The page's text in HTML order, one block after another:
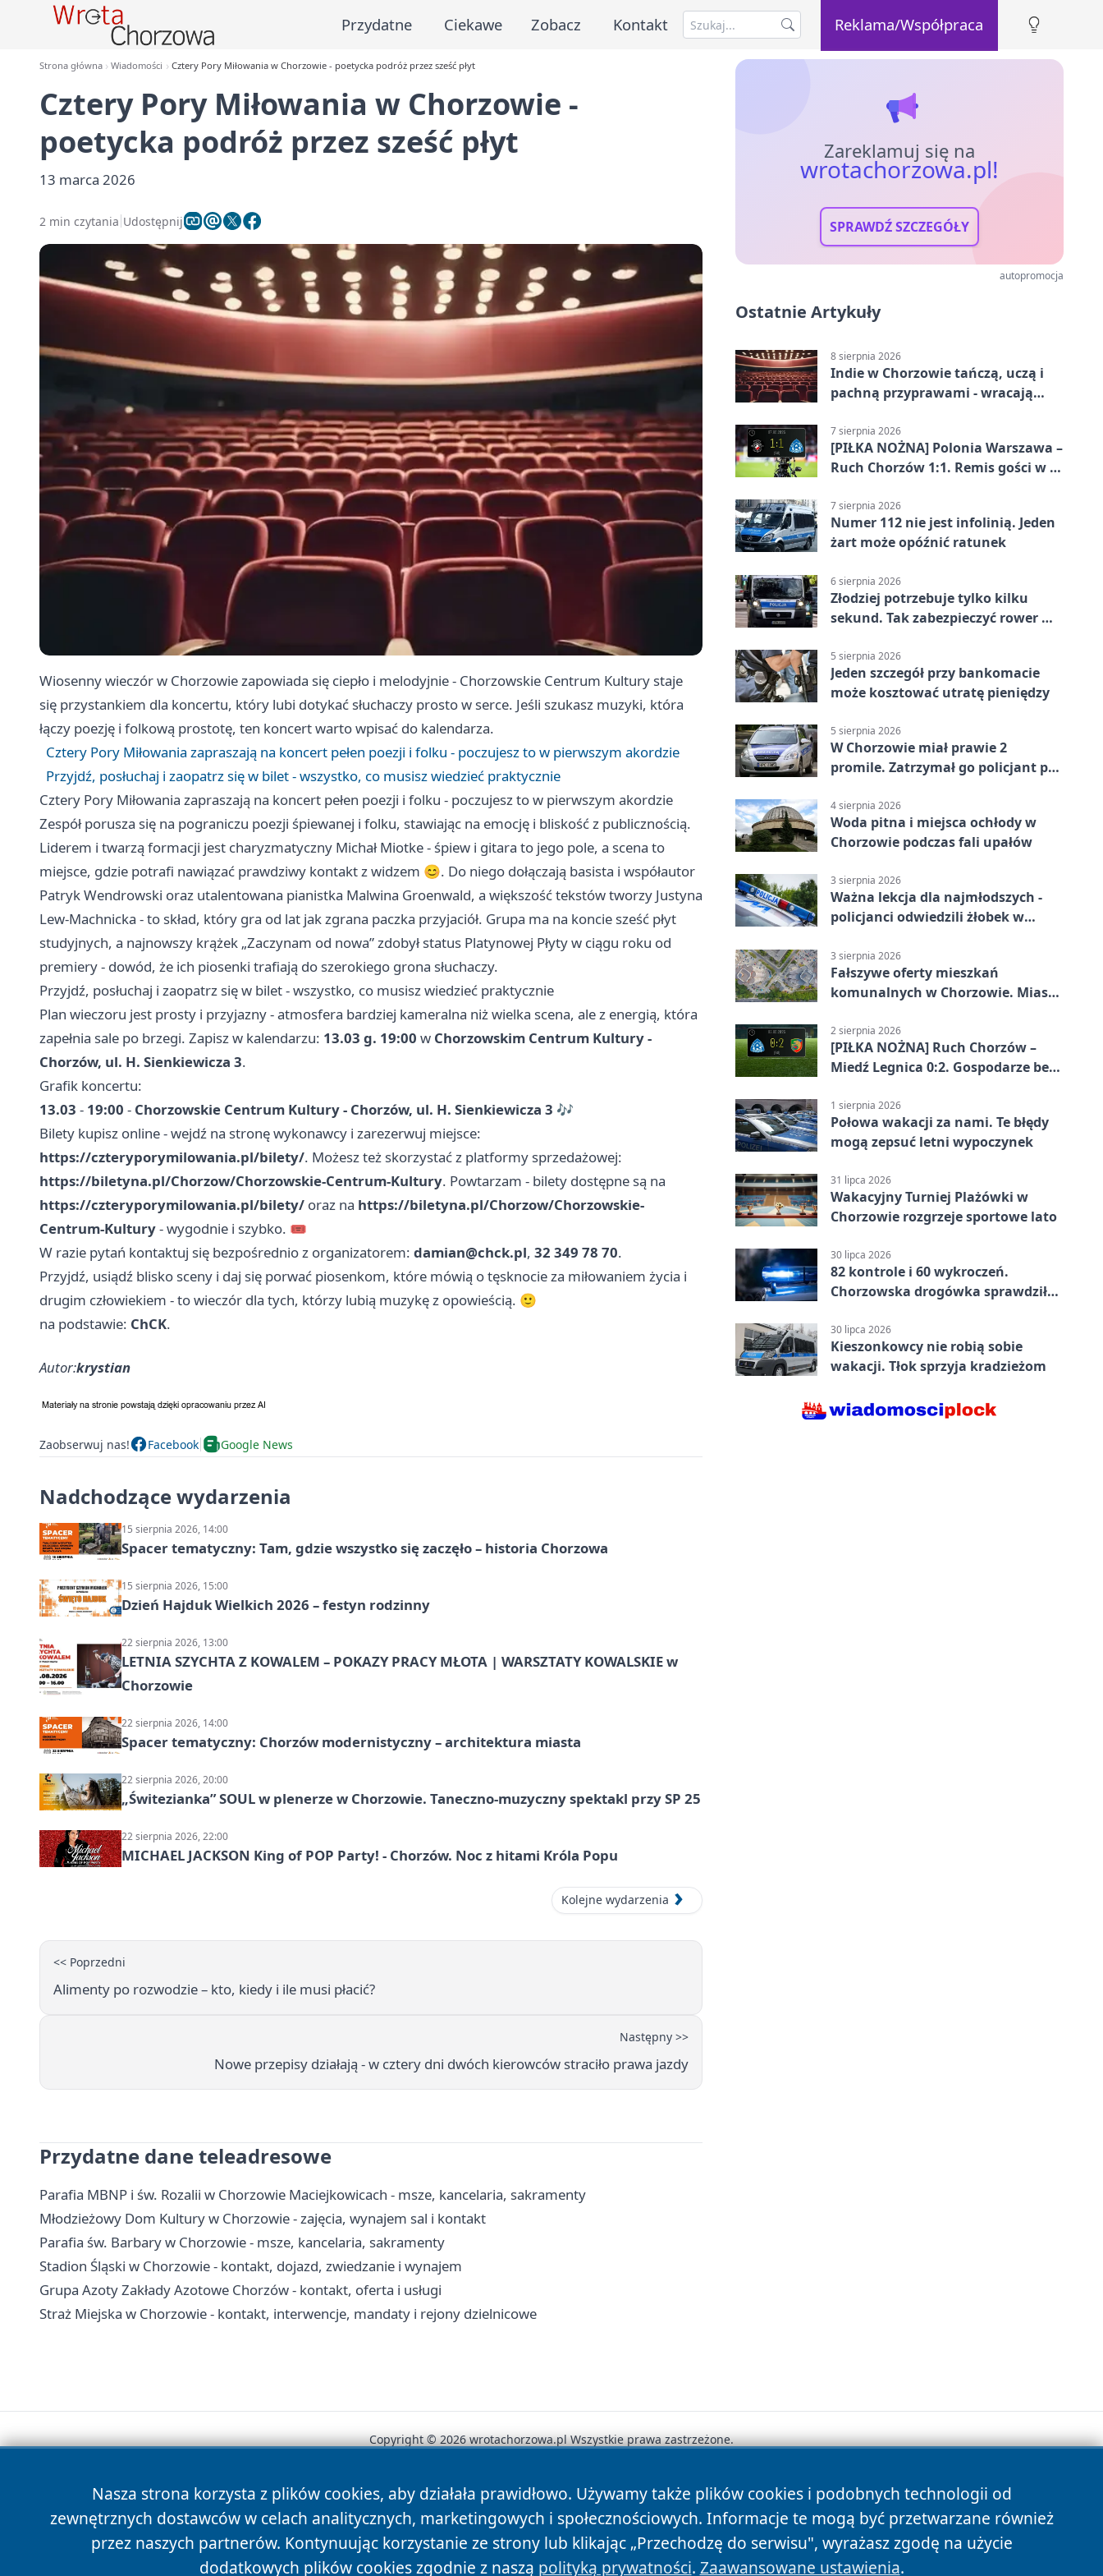
Przydatne Ciekawe Zobacz Kontakt Reklama/Współpraca
Strona główna Wiadomości Cztery Pory Miłowania w Chorzowie - poetycka podróż przez sześć płyt
Cztery Pory Miłowania w Chorzowie -
poetycka podróż przez sześć płyt
13 marca 2026
2 min czytania Udostępnij
Wiosenny wieczór w Chorzowie zapowiada się ciepło i melodyjnie - Chorzowskie Centrum Kultury staje
się przystankiem dla koncertu, który lubi dotykać słuchaczy prosto w serce. Jeśli szukasz muzyki, która
łączy poezję i folkową prostotę, ten koncert warto wpisać do kalendarza.
Cztery Pory Miłowania zapraszają na koncert pełen poezji i folku - poczujesz to w pierwszym akordzie
Przyjdź, posłuchaj i zaopatrz się w bilet - wszystko, co musisz wiedzieć praktycznie
Cztery Pory Miłowania zapraszają na koncert pełen poezji i folku - poczujesz to w pierwszym akordzie
Zespół porusza się na pograniczu poezji śpiewanej i folku, stawiając na emocję i bliskość z publicznością.
Liderem i twarzą formacji jest charyzmatyczny Michał Miotke - śpiew i gitara to jego pole, a scena to
miejsce, gdzie potrafi nawiązać prawdziwy kontakt z widzem 😊. Do niego dołączają basista i współautor
Patryk Wendrowski oraz utalentowana pianistka Malwina Groenwald, a większość tekstów tworzy Justyna
Lew-Machnicka - to skład, który gra od lat jak zgrana paczka przyjaciół. Grupa ma na koncie sześć płyt
studyjnych, a najnowszy krążek „Zaczynam od nowa” zdobył status Platynowej Płyty w ciągu roku od
premiery - dowód, że ich piosenki trafiają do szerokiego grona słuchaczy.
Przyjdź, posłuchaj i zaopatrz się w bilet - wszystko, co musisz wiedzieć praktycznie
Plan wieczoru jest prosty i przyjazny - atmosfera bardziej kameralna niż wielka scena, ale z energią, która
zapełnia sale po brzegi. Zapisz w kalendarzu: 13.03 g. 19:00 w Chorzowskim Centrum Kultury -
Chorzów, ul. H. Sienkiewicza 3.
Grafik koncertu:
13.03 - 19:00 - Chorzowskie Centrum Kultury - Chorzów, ul. H. Sienkiewicza 3 🎶
Bilety kupisz online - wejdź na stronę wykonawcy i zarezerwuj miejsce:
https://czteryporymilowania.pl/bilety/. Możesz też skorzystać z platformy sprzedażowej:
https://biletyna.pl/Chorzow/Chorzowskie-Centrum-Kultury. Powtarzam - bilety dostępne są na
https://czteryporymilowania.pl/bilety/ oraz na https://biletyna.pl/Chorzow/Chorzowskie-
Centrum-Kultury- wygodnie i szybko. 🎟️
W razie pytań kontaktuj się bezpośrednio z organizatorem: damian@chck.pl, 32 349 78 70.
Przyjdź, usiądź blisko sceny i daj się porwać piosenkom, które mówią o tęsknocie za miłowaniem życia i
drugim człowiekiem - to wieczór dla tych, którzy lubią muzykę z opowieścią. 🙂
na podstawie: ChCK.
Autor:krystian
Zaobserwuj nas! Facebook Google News
Nadchodzące wydarzenia
15 sierpnia 2026, 14:00
Spacer tematyczny: Tam, gdzie wszystko się zaczęło – historia Chorzowa
15 sierpnia 2026, 15:00
Dzień Hajduk Wielkich 2026 – festyn rodzinny
22 sierpnia 2026, 13:00
LETNIA SZYCHTA Z KOWALEM – POKAZY PRACY MŁOTA | WARSZTATY KOWALSKIE w
Chorzowie
22 sierpnia 2026, 14:00
Spacer tematyczny: Chorzów modernistyczny – architektura miasta
22 sierpnia 2026, 20:00
„Świtezianka” SOUL w plenerze w Chorzowie. Taneczno-muzyczny spektakl przy SP 25
22 sierpnia 2026, 22:00
MICHAEL JACKSON King of POP Party! - Chorzów. Noc z hitami Króla Popu
Kolejne wydarzenia
<< Poprzedni
Alimenty po rozwodzie – kto, kiedy i ile musi płacić?
Następny >>
Nowe przepisy działają - w cztery dni dwóch kierowców straciło prawa jazdy
Przydatne dane teleadresowe
Parafia MBNP i św. Rozalii w Chorzowie Maciejkowicach - msze, kancelaria, sakramenty
Młodzieżowy Dom Kultury w Chorzowie - zajęcia, wynajem sal i kontakt
Parafia św. Barbary w Chorzowie - msze, kancelaria, sakramenty
Stadion Śląski w Chorzowie - kontakt, dojazd, zwiedzanie i wynajem
Grupa Azoty Zakłady Azotowe Chorzów - kontakt, oferta i usługi
Straż Miejska w Chorzowie - kontakt, interwencje, mandaty i rejony dzielnicowe
Zareklamuj się na
wrotachorzowa.pl!
SPRAWDŹ SZCZEGÓŁY
autopromocja
Ostatnie Artykuły
8 sierpnia 2026
Indie w Chorzowie tańczą, uczą i
pachną przyprawami - wracają
7 sierpnia 2026
[PIŁKA NOŻNA] Polonia Warszawa –
Ruch Chorzów 1:1. Remis gości w 3.
7 sierpnia 2026
Numer 112 nie jest infolinią. Jeden
żart może opóźnić ratunek
6 sierpnia 2026
Złodziej potrzebuje tylko kilku
sekund. Tak zabezpieczyć rower w
5 sierpnia 2026
Jeden szczegół przy bankomacie
może kosztować utratę pieniędzy
5 sierpnia 2026
W Chorzowie miał prawie 2
promile. Zatrzymał go policjant po
4 sierpnia 2026
Woda pitna i miejsca ochłody w
Chorzowie podczas fali upałów
3 sierpnia 2026
Ważna lekcja dla najmłodszych -
policjanci odwiedzili żłobek w
3 sierpnia 2026
Fałszywe oferty mieszkań
komunalnych w Chorzowie. Miasto
2 sierpnia 2026
[PIŁKA NOŻNA] Ruch Chorzów –
Miedź Legnica 0:2. Gospodarze bez
1 sierpnia 2026
Połowa wakacji za nami. Te błędy
mogą zepsuć letni wypoczynek
31 lipca 2026
Wakacyjny Turniej Plażówki w
Chorzowie rozgrzeje sportowe lato
30 lipca 2026
82 kontrole i 60 wykroczeń.
Chorzowska drogówka sprawdziła
30 lipca 2026
Kieszonkowcy nie robią sobie
wakacji. Tłok sprzyja kradzieżom
Nasza strona korzysta z plików cookies, aby działała prawidłowo. Używamy także plików cookies i podobnych technologii od
zewnętrznych dostawców w celach analitycznych, marketingowych i społecznościowych. Informacje te mogą być przetwarzane również
przez naszych partnerów. Kontynuując korzystanie ze strony lub klikając „Przechodzę do serwisu", wyrażasz zgodę na użycie
dodatkowych plików cookies zgodnie z naszą polityką prywatności. Zaawansowane ustawienia.
Copyright © 2026 wrotachorzowa.pl Wszystkie prawa zastrzeżone.
News Autorzy Polityka Prywatności Polityka Cookies